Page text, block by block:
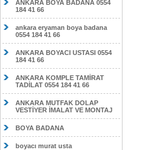
ANKARA BOYA BADANA 0554
184 41 66
ankara eryaman boya badana
0554 184 41 66
ANKARA BOYACI USTASI 0554
184 41 66
ANKARA KOMPLE TAMİRAT
TADİLAT 0554 184 41 66
ANKARA MUTFAK DOLAP
VESTİYER İMALAT VE MONTAJ
BOYA BADANA
boyacı murat usta